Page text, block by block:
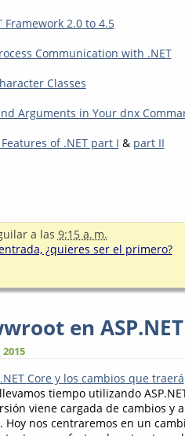
Framework 2.0 to 4.5
Communication with .NET
Classes
Arguments in Your dnx
of .NET part I & part II
a las 9:15 a. m.
¿quieres ser el primero?
en
Core y los cambios que traerá
tiempo utilizando
viene cargada de cambios y
nos centraremos en un